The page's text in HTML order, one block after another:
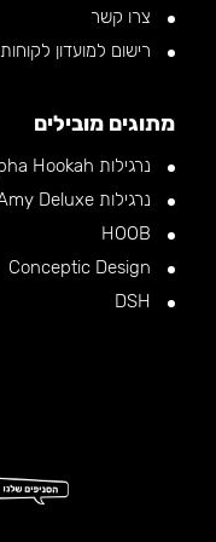
צרו קשר
רישום למועדון לקוחות
מתוגים מובילים
נרגילות Alpha Hookah
נרגילות Amy Deluxe